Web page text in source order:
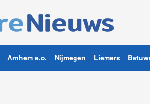
Arnhem e.o. Nijmegen Liemers